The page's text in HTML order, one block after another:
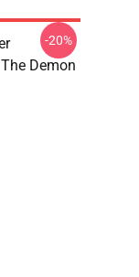
Demon
-20%